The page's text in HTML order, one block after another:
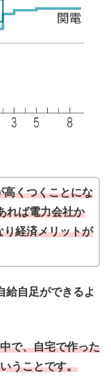
高くつくことにな
れば電力会社か
り経済メリットが
給自足ができるよ
で、自宅で作った
うことです。